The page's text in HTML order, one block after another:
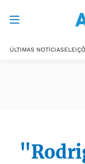
ÚLTIMAS NOTÍCIAS